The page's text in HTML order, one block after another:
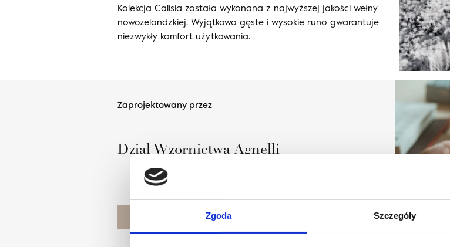
Zgoda Szczegóły
Kolekcja Calisia została wykonana z najwyższej jakości wełny
nowozelandzkiej. Wyjątkowo gęste i wysokie runo gwarantuje
niezwykły komfort użytkowania.
Zaprojektowany przez
Dział Wzornictwa Agnelli
POZNAJ PROJEKTANTA